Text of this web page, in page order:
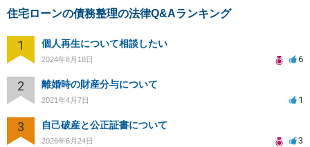
住宅ローンの債務整理の法律Q&Aランキング
1 個人再生について相談したい
2024年8月18日 6
2 離婚時の財産分与について
2021年4月7日 1
3 自己破産と公正証書について
2026年6月24日 3